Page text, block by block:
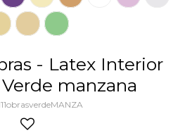
- Latex Interior
manzana